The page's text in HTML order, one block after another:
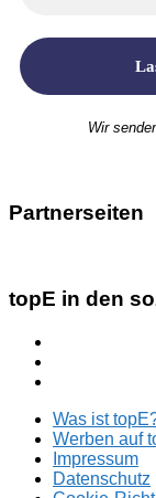
Wir
Partnerseiten
topE in den
Was ist
Werben auf
Impressum
Datenschutz